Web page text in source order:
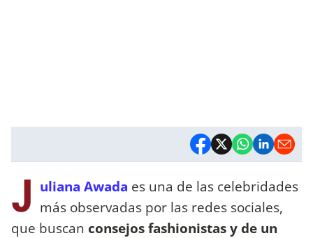
J uliana Awada es una de las celebridades
más observadas por las redes sociales,
que buscan consejos fashionistas y de un